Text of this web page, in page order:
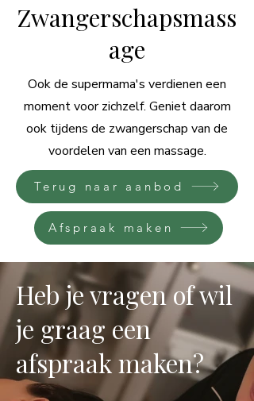
Zwangerschapsmass
age
Ook de supermama's verdienen een
moment voor zichzelf. Geniet daarom
ook tijdens de zwangerschap van de
voordelen van een massage.
Terug naar aanbod
Afspraak maken
Heb je vragen of wil
je graag een
afspraak maken?